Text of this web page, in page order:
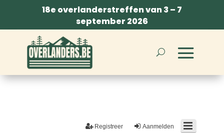
18e overlanderstreffen van 3 – 7
september 2026